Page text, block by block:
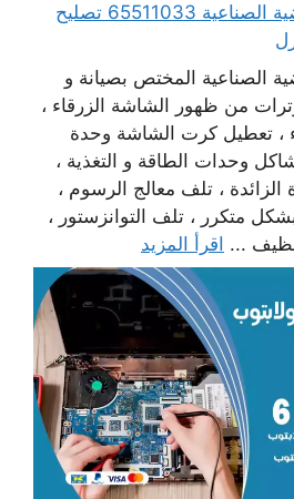
مهندس كمبيوتر العارضية الصناعية 65511033 تصليح
الصناعية المختص بصيانة و
من ظهور الشاشة الزرقاء ،
، تعطيل كرت الشاشة وحدة
وحدات الطاقة و التغذية ،
، تلف معالج الرسوم ،
متكرر ، تلف التوانزستور ،
... اقرأ المزيد